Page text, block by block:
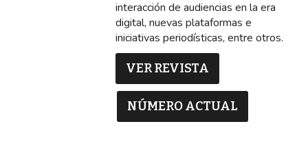
interacción de audiencias en la era
digital, nuevas plataformas e
iniciativas periodísticas, entre otros.
VER REVISTA
NÚMERO ACTUAL